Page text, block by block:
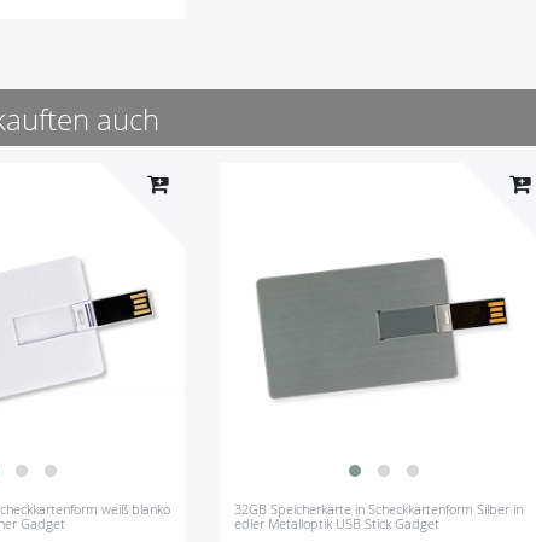
auch
weiß blanko
Gadget
32GB Speicherkarte in Scheckkartenform Silber in
edler Metalloptik USB Stick Gadget